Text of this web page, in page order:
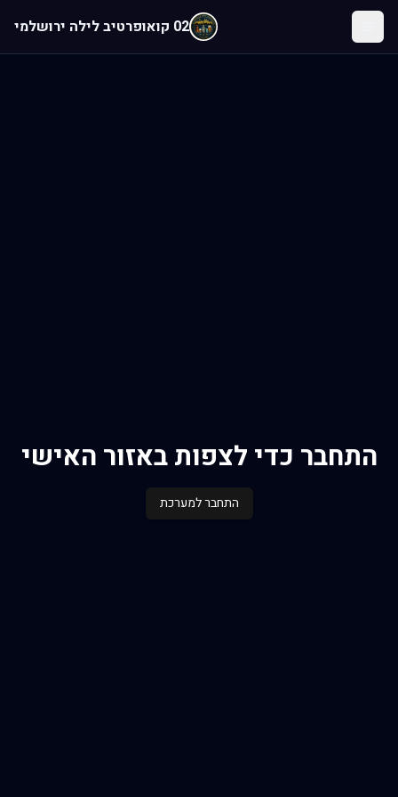
דלג לתוכן הראשי
02 קואופרטיב לילה ירושלמי
התחבר כדי לצפות באזור האישי
התחבר למערכת